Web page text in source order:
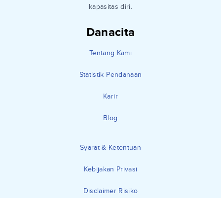
Danacita
Tentang Kami
Statistik Pendanaan
Karir
Blog
Syarat & Ketentuan
Kebijakan Privasi
Disclaimer Risiko
kapasitas diri.